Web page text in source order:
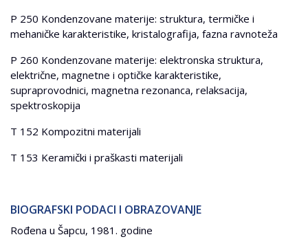
P 250 Kondenzovane materije: struktura, termičke i
mehaničke karakteristike, kristalografija, fazna ravnoteža
P 260 Kondenzovane materije: elektronska struktura,
električne, magnetne i optičke karakteristike,
supraprovodnici, magnetna rezonanca, relaksacija,
spektroskopija
T 152 Kompozitni materijali
T 153 Keramički i praškasti materijali
BIOGRAFSKI PODACI I OBRAZOVANJE
Rođena u Šapcu, 1981. godine